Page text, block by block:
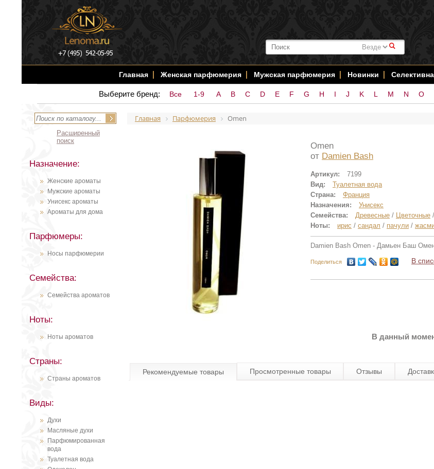
#
Главная Женская парфюмерия Мужская парфюмерия Новинки
Выберите бренд: Все 1-9 A B C D E F G H I J K L M N O
Расширенный
поиск
Назначение:
Женские ароматы
Мужские ароматы
Унисекс ароматы
Ароматы для дома
Парфюмеры:
Носы парфюмерии
Семейства:
Семейства ароматов
Ноты:
Ноты ароматов
Страны:
Страны ароматов
Виды:
Духи
Масляные духи
Парфюмированная
вода
Туалетная вода
Главная Парфюмерия Omen
Omen
от Damien Bash
Артикул:
7199
Вид:
Туалетная вода
Страна:
Франция
Назначения:
Унисекс
Семейства:
Древесные / Цветочные /
Ноты:
ирис / сандал / пачули /
Damien Bash Omen - Дамьен Баш
Поделиться В
В данный
Рекомендуемые товары Просмотренные товары Отзывы